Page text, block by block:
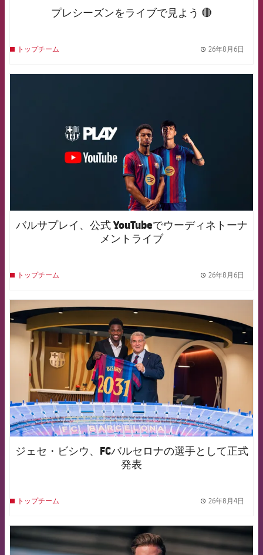
プレシーズンをライブで見よう 🔴
トップチーム 26年8月6日
バルサプレイ、公式 YouTubeでウーディネトーナ
メントライブ
トップチーム 26年8月6日
ジェセ・ビシウ、FCバルセロナの選手として正式
発表
トップチーム 26年8月4日
FCB Barcelona badge